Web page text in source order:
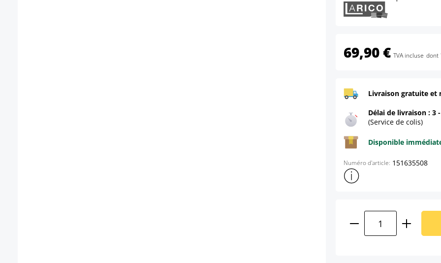
69,90 € TVA incluse dont
Livraison gratuite et
Délai de livraison : 3
(Service de colis)
Disponible
Numéro d'article: 151635508
Afficher plus d'informations
Quantité de